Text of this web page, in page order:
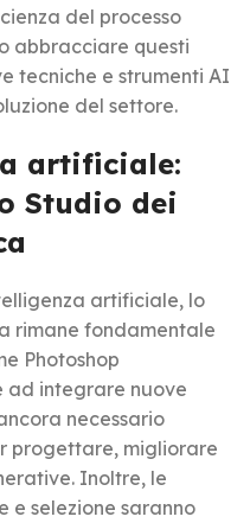
del processo
abbracciare questi
tecniche e strumenti AI
del settore.
artificiale:
Studio dei
artificiale, lo
rimane fondamentale
Photoshop
ad integrare nuove
necessario
progettare, migliorare
Inoltre, le
e selezione saranno